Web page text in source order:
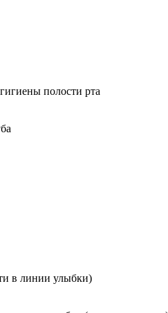
полости рта
в линии улыбки)